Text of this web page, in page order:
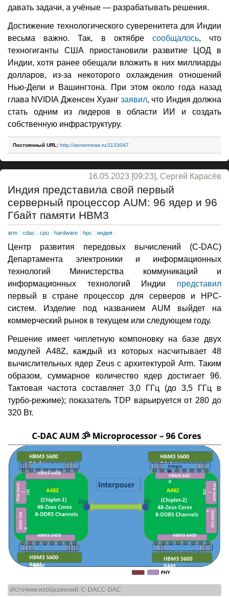
давать задачи, а учёные — разрабатывать решения.
Достижение технологического суверенитета для Индии
весьма важно. Так, в октябре сообщалось, что
техногиганты США приостановили развитие ЦОД в
Индии, хотя ранее обещали вложить в них миллиарды
долларов, из-за некоторого охлаждения отношений
Нью-Дели и Вашингтона. При этом около года назад
глава NVIDIA Дженсен Хуангзаявил, что Индия должна
стать одним из лидеров в области ИИ и создать
собственную инфраструктуру.
Постоянный URL: http://servernews.ru/1133047
16.05.2023 [09:23], Сергей Карасёв
Индия представила свой первый
серверный процессор AUM: 96 ядер и 96
Гбайт памяти HBM3
arm cdac cpu hardware hpc индия
Центр развития передовых вычислений (C-DAC)
Департамента электроники и информационных
технологий Министерства коммуникаций и
информационных технологий Индии представил
первый в стране процессор для серверов и НРС-
систем. Изделие под названием AUM выйдет на
коммерческий рынок в текущем или следующем году.
Решение имеет чиплетную компоновку на базе двух
модулей A48Z, каждый из которых насчитывает 48
вычислительных ядер Zeus с архитектурой Arm. Таким
образом, суммарное количество ядер достигает 96.
Тактовая частота составляет 3,0 ГГц (до 3,5 ГГц в
турбо-режиме); показатель TDP варьируется от 280 до
320 Вт.
Источник изображений: C-DACC-DAC